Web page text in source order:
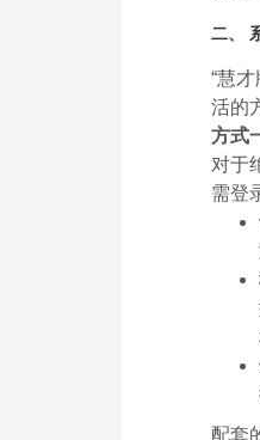
二、
“慧
活的
方式
对于
需登
配套